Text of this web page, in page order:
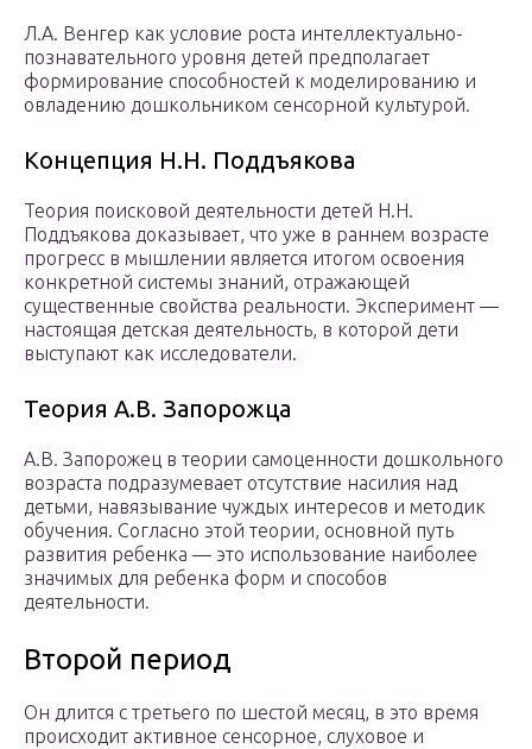
Л.А. Венгер как условие роста интеллектуально-
познавательного уровня детей предполагает
формирование способностей к моделированию и
овладению дошкольником сенсорной культурой.
Концепция Н.Н. Поддъякова
Теория поисковой деятельности детей Н.Н.
Поддъякова доказывает, что уже в раннем возрасте
прогресс в мышлении является итогом освоения
конкретной системы знаний, отражающей
существенные свойства реальности. Эксперимент —
настоящая детская деятельность, в которой дети
выступают как исследователи.
Теория А.В. Запорожца
А.В. Запорожец в теории самоценности дошкольного
возраста подразумевает отсутствие насилия над
детьми, навязывание чуждых интересов и методик
обучения. Согласно этой теории, основной путь
развития ребенка — это использование наиболее
значимых для ребенка форм и способов
деятельности.
Второй период
Он длится с третьего по шестой месяц, в это время
происходит активное сенсорное, слуховое и